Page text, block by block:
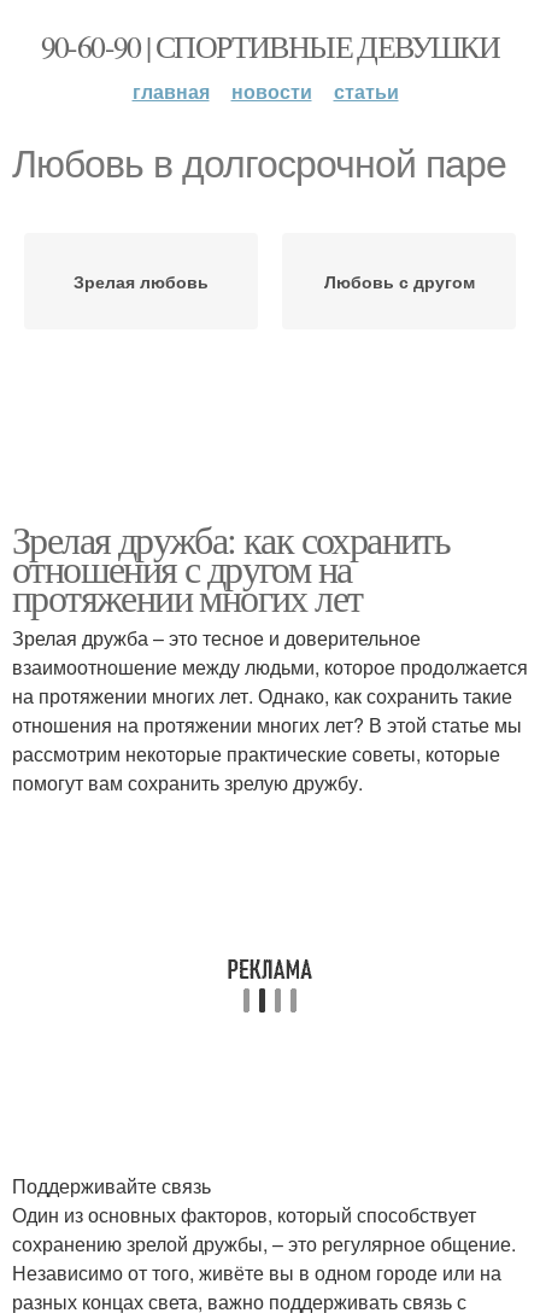
90-60-90 | СПОРТИВНЫЕ ДЕВУШКИ
главная новости статьи
Любовь в долгосрочной паре
Зрелая любовь Любовь с другом
Зрелая дружба: как сохранить
отношения с другом на
протяжении многих лет
Зрелая дружба – это тесное и доверительное
взаимоотношение между людьми, которое продолжается
на протяжении многих лет. Однако, как сохранить такие
отношения на протяжении многих лет? В этой статье мы
рассмотрим некоторые практические советы, которые
помогут вам сохранить зрелую дружбу.
Поддерживайте связь
Один из основных факторов, который способствует
сохранению зрелой дружбы, – это регулярное общение.
Независимо от того, живёте вы в одном городе или на
разных концах света, важно поддерживать связь с